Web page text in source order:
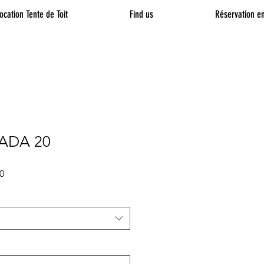
Tente de Toit Find us Réservation
20
Sale